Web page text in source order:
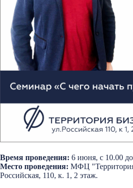
Время проведения: 6 июня, с 10.00
Место проведения: МФЦ
Российская, 110, к. 1, 2 этаж.